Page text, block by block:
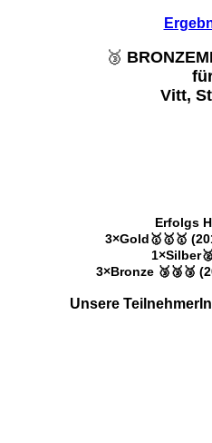
🥉
Vitt,
Erfolgs
3×Gold🥇🥇🥇
3×Bronze 🥉🥉🥉
Unsere